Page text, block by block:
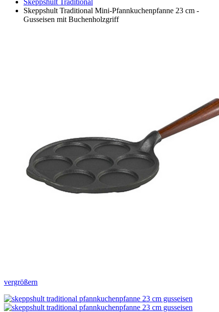
Skeppshult Traditional
Skeppshult Traditional Mini-Pfannkuchenpfanne 23 cm -
Gusseisen mit Buchenholzgriff
vergrößern